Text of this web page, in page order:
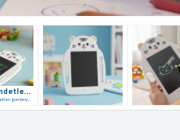
Rajzolás rendetlenség nélkül
Egyszerű törlés egyetlen gombnyomással